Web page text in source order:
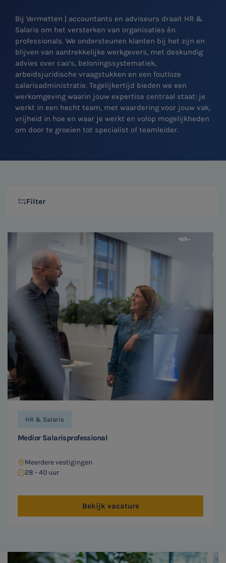
Bij Vermetten | accountants en adviseurs draait HR &
Salaris om het versterken van organisaties én
professionals. We ondersteunen klanten bij het zijn en
blijven van aantrekkelijke werkgevers, met deskundig
advies over cao’s, beloningssystematiek,
arbeidsjuridische vraagstukken en een foutloze
salarisadministratie. Tegelijkertijd bieden we een
werkomgeving waarin jouw expertise centraal staat: je
werkt in een hecht team, met waardering voor jouw vak,
vrijheid in hoe en waar je werkt en volop mogelijkheden
om door te groeien tot specialist of teamleider.
Filter
HR & Salaris
Medior Salarisprofessional
Meerdere vestigingen
28 - 40 uur
Bekijk vacature